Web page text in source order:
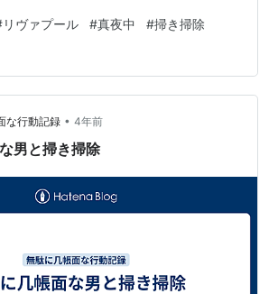
督や名に響く選手揃いのことはある。
この試合は、終了の笛が待ち遠しかっ
ゲームとなった。途中、試合の緊張感
は寝落ちどころか、時々画面をチラチ
りとりを手に、部屋の床をおもむろに
夜中にこんな変な行動を起…
リヴァプール #真夜中 #掃き掃除
な行動記録 • 4年前
男と掃き掃除